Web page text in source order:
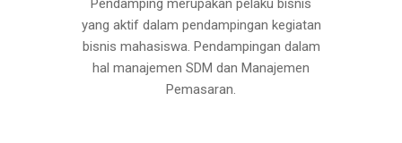
Pendamping merupakan pelaku bisnis
yang aktif dalam pendampingan kegiatan
bisnis mahasiswa. Pendampingan dalam
hal manajemen SDM dan Manajemen
Pemasaran.